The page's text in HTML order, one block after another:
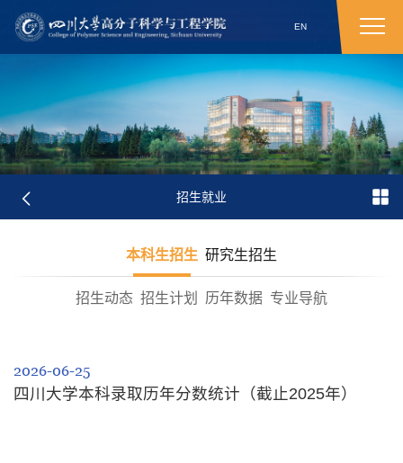
EN
招生就业
本科生招生 研究生招生
招生动态 招生计划 历年数据 专业导航
2026-06-25
四川大学本科录取历年分数统计（截止2025年）